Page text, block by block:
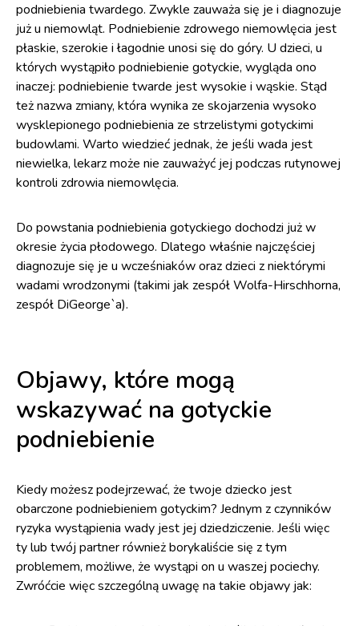
podniebienia twardego. Zwykle zauważa się je i diagnozuje
już u niemowląt. Podniebienie zdrowego niemowlęcia jest
płaskie, szerokie i łagodnie unosi się do góry. U dzieci, u
których wystąpiło podniebienie gotyckie, wygląda ono
inaczej: podniebienie twarde jest wysokie i wąskie. Stąd
też nazwa zmiany, która wynika ze skojarzenia wysoko
wysklepionego podniebienia ze strzelistymi gotyckimi
budowlami. Warto wiedzieć jednak, że jeśli wada jest
niewielka, lekarz może nie zauważyć jej podczas rutynowej
kontroli zdrowia niemowlęcia.
Do powstania podniebienia gotyckiego dochodzi już w
okresie życia płodowego. Dlatego właśnie najczęściej
diagnozuje się je u wcześniaków oraz dzieci z niektórymi
wadami wrodzonymi (takimi jak zespół Wolfa-Hirschhorna,
zespół DiGeorge`a).
Objawy, które mogą
wskazywać na gotyckie
podniebienie
Kiedy możesz podejrzewać, że twoje dziecko jest
obarczone podniebieniem gotyckim? Jednym z czynników
ryzyka wystąpienia wady jest jej dziedziczenie. Jeśli więc
ty lub twój partner również borykaliście się z tym
problemem, możliwe, że wystąpi on u waszej pociechy.
Zwróćcie więc szczególną uwagę na takie objawy jak: